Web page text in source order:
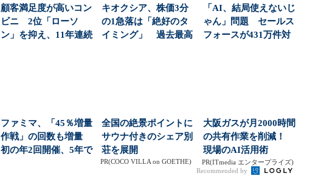
顧客満足度が高いコン
ビニ 2位「ローソ
ン」を抑え、11年連続
キオクシア、株価3分
の1急落は「絶好のタ
イミング」 過去最高
「AI、結局使えないじ
ゃん」問題 セールス
フォースが431万件対
ファミマ、「45％増量
作戦」の回数も増量
初の年2回開催、5年で
全国の絶景ポイントに
サウナ付きのシェア別
荘を展開
PR(COCO VILLA on GOETHE)
大阪ガスが月2000時間
の共有作業を削減！
現場のAI活用術
PR(ITmedia エンタープライズ)
Recommended by